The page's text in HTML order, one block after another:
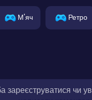
М'яч Ретро
зареєструватися чи